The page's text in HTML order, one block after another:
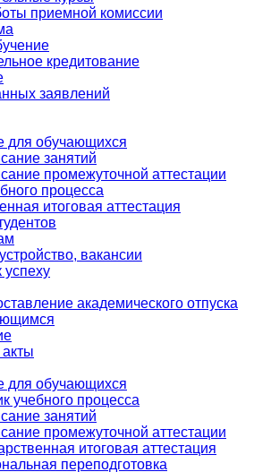
приемной комиссии
кредитование
заявлений
для обучающихся
занятий
промежуточной аттестации
процесса
итоговая аттестация
вакансии
успеху
академического отпуска
для обучающихся
учебного процесса
занятий
промежуточной аттестации
итоговая аттестация
переподготовка